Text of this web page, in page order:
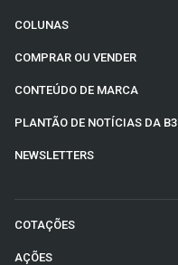
COLUNAS
COMPRAR OU VENDER
CONTEÚDO DE MARCA
PLANTÃO DE NOTÍCIAS DA B3
NEWSLETTERS
COTAÇÕES
AÇÕES